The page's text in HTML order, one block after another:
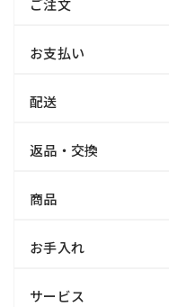
ご注文
お支払い
配送
返品・交換
商品
お手入れ
サービス